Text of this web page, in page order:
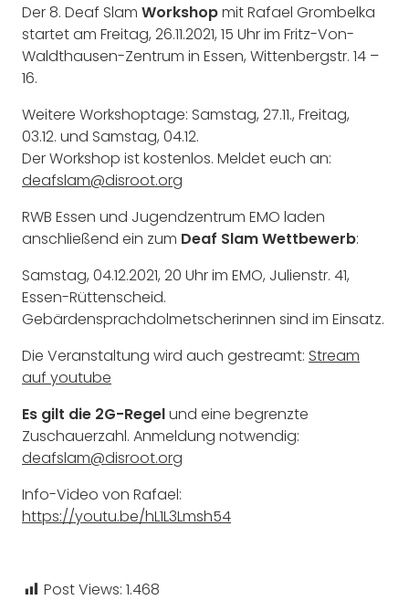
Der 8. Deaf Slam Workshopmit Rafael Grombelka
startet am Freitag, 26.11.2021, 15 Uhr im Fritz-Von-
Waldthausen-Zentrum in Essen, Wittenbergstr. 14 –
16.
Weitere Workshoptage: Samstag, 27.11., Freitag,
03.12. und Samstag, 04.12.
Der Workshop ist kostenlos. Meldet euch an:
deafslam@disroot.org
RWB Essen und Jugendzentrum EMO laden
anschließend ein zum Deaf Slam Wettbewerb:
Samstag, 04.12.2021, 20 Uhr im EMO, Julienstr. 41,
Essen-Rüttenscheid.
Gebärdensprachdolmetscherinnen sind im Einsatz.
Die Veranstaltung wird auch gestreamt: Stream
auf youtube
Es gilt die 2G-Regelund eine begrenzte
Zuschauerzahl. Anmeldung notwendig:
deafslam@disroot.org
Info-Video von Rafael:
https://youtu.be/hL1L3Lmsh54
Post Views: 1.468